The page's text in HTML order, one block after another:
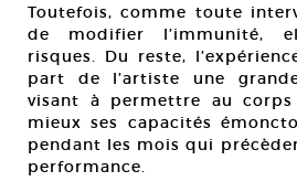
Toutefois, comme toute
de modifier l’immunité,
risques. Du reste,
part de l’artiste une
visant à permettre au
mieux ses capacités
pendant les mois qui
performance.